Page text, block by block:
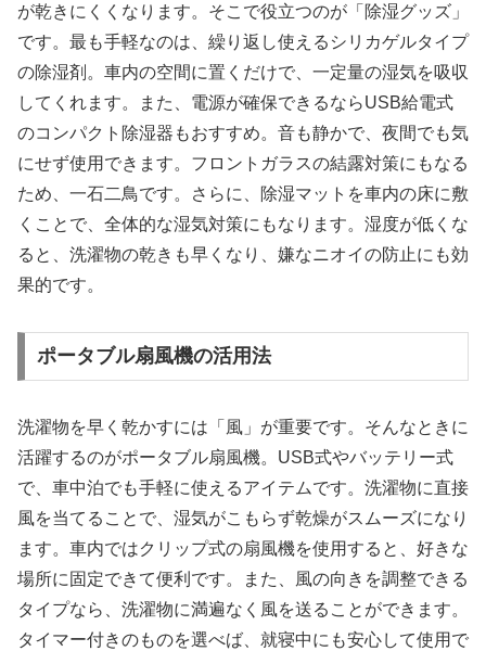
が乾きにくくなります。そこで役立つのが「除湿グッズ」
です。最も手軽なのは、繰り返し使えるシリカゲルタイプ
の除湿剤。車内の空間に置くだけで、一定量の湿気を吸収
してくれます。また、電源が確保できるならUSB給電式
のコンパクト除湿器もおすすめ。音も静かで、夜間でも気
にせず使用できます。フロントガラスの結露対策にもなる
ため、一石二鳥です。さらに、除湿マットを車内の床に敷
くことで、全体的な湿気対策にもなります。湿度が低くな
ると、洗濯物の乾きも早くなり、嫌なニオイの防止にも効
果的です。
ポータブル扇風機の活用法
洗濯物を早く乾かすには「風」が重要です。そんなときに
活躍するのがポータブル扇風機。USB式やバッテリー式
で、車中泊でも手軽に使えるアイテムです。洗濯物に直接
風を当てることで、湿気がこもらず乾燥がスムーズになり
ます。車内ではクリップ式の扇風機を使用すると、好きな
場所に固定できて便利です。また、風の向きを調整できる
タイプなら、洗濯物に満遍なく風を送ることができます。
タイマー付きのものを選べば、就寝中にも安心して使用で